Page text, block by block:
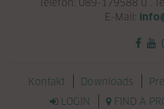
Telefon: 089-179588 0 .
E-Mail:
Navigation überspringen
Kontakt Downloads
LOGIN
FIND A